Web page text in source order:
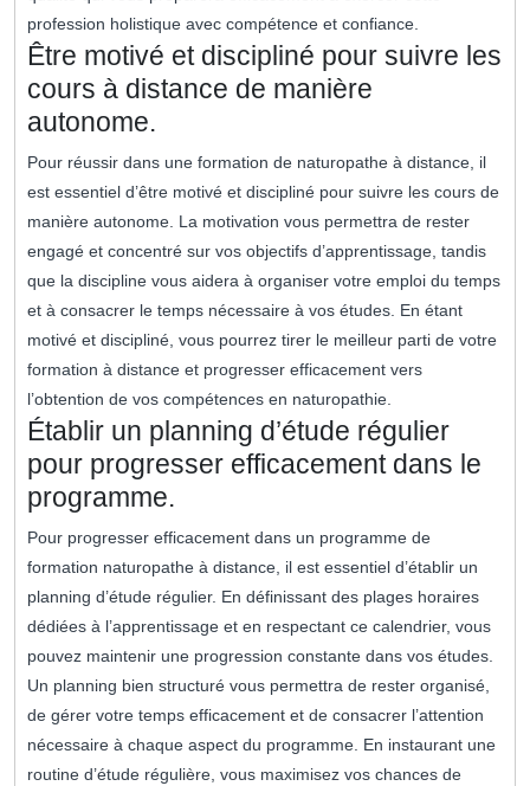
profession holistique avec compétence et confiance.
Être motivé et discipliné pour suivre les
cours à distance de manière
autonome.
Pour réussir dans une formation de naturopathe à distance, il
est essentiel d’être motivé et discipliné pour suivre les cours de
manière autonome. La motivation vous permettra de rester
engagé et concentré sur vos objectifs d’apprentissage, tandis
que la discipline vous aidera à organiser votre emploi du temps
et à consacrer le temps nécessaire à vos études. En étant
motivé et discipliné, vous pourrez tirer le meilleur parti de votre
formation à distance et progresser efficacement vers
l’obtention de vos compétences en naturopathie.
Établir un planning d’étude régulier
pour progresser efficacement dans le
programme.
Pour progresser efficacement dans un programme de
formation naturopathe à distance, il est essentiel d’établir un
planning d’étude régulier. En définissant des plages horaires
dédiées à l’apprentissage et en respectant ce calendrier, vous
pouvez maintenir une progression constante dans vos études.
Un planning bien structuré vous permettra de rester organisé,
de gérer votre temps efficacement et de consacrer l’attention
nécessaire à chaque aspect du programme. En instaurant une
routine d’étude régulière, vous maximisez vos chances de